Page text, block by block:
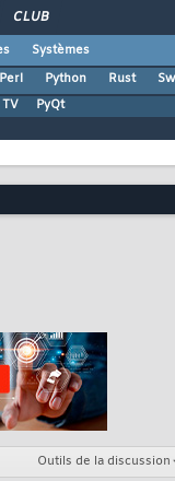
CLUB
Systèmes
Perl Python Rust
PyQt
Outils de la discussion